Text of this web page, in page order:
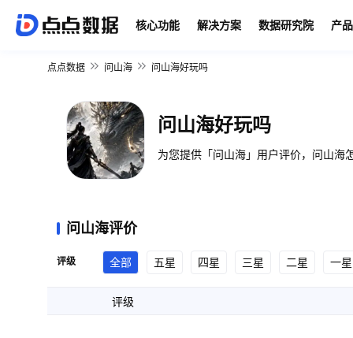
核心功能 解决方案 数据研究院 产
点点数据 问山海 问山海好玩吗
问山海好玩吗
为您提供「问山海」用户评价，问山海
问山海评价
评级 全部 五星 四星 三星 二星 一星
评级